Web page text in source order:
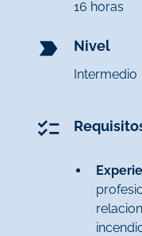
16 horas
Nivel
Intermedio